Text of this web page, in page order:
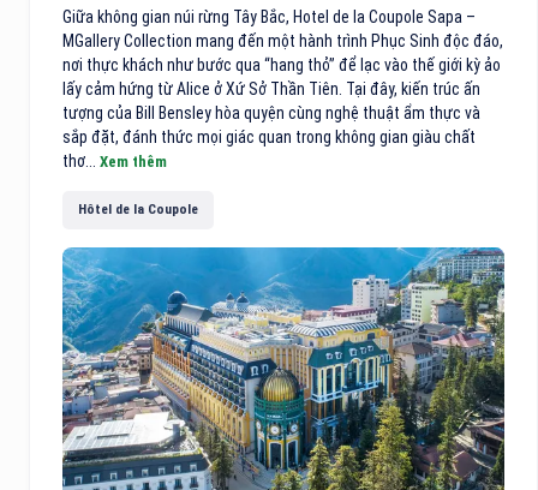
Giữa không gian núi rừng Tây Bắc, Hotel de la Coupole Sapa –
MGallery Collection mang đến một hành trình Phục Sinh độc đáo,
nơi thực khách như bước qua “hang thỏ” để lạc vào thế giới kỳ ảo
lấy cảm hứng từ Alice ở Xứ Sở Thần Tiên. Tại đây, kiến trúc ấn
tượng của Bill Bensley hòa quyện cùng nghệ thuật ẩm thực và
sắp đặt, đánh thức mọi giác quan trong không gian giàu chất
thơ... Xem thêm
Hôtel de la Coupole